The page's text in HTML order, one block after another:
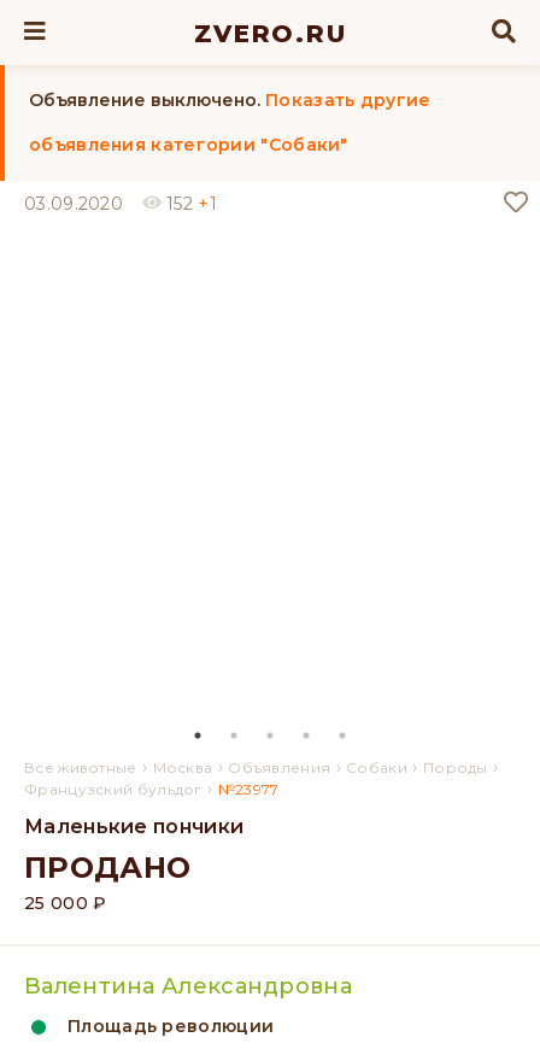
ZVERO.RU
Объявление выключено. Показать другие
объявления категории "Собаки"
03.09.2020 152 +1
Все животные › Москва › Объявления › Собаки › Породы ›
Французский бульдог › №23977
Маленькие пончики
ПРОДАНО
25 000 ₽
Валентина Александровна
Площадь революции